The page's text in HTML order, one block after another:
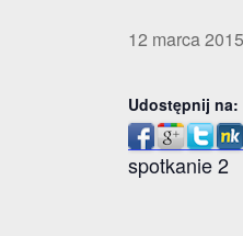
12 marca
Udostępnij na:
spotkanie 2